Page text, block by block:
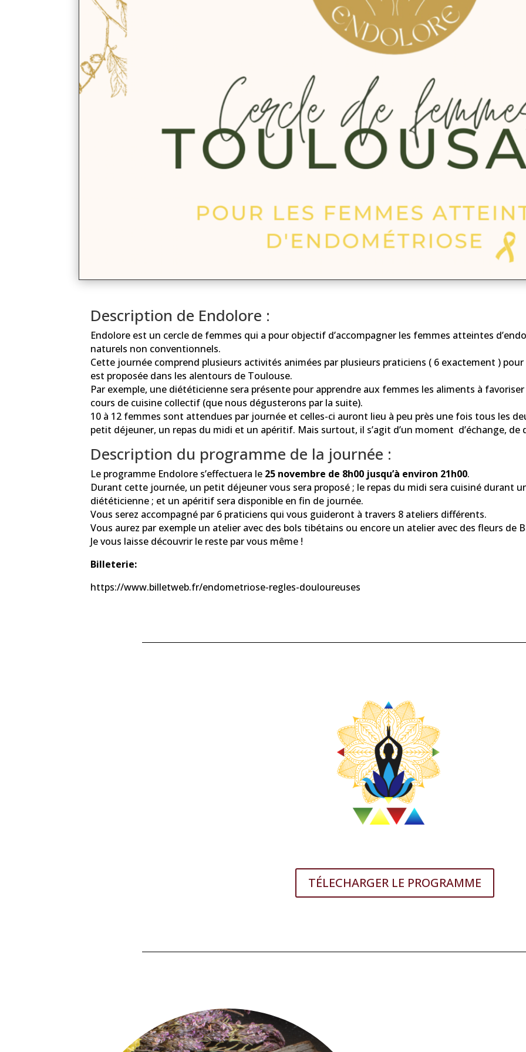
Description de Endolore :
Endolore est un cercle de femmes qui a pour objectif d’accompagner les femmes atteintes
naturels non conventionnels.
Cette journée comprend plusieurs activités animées par plusieurs praticiens ( 6 exactement )
est proposée dans les alentours de Toulouse.
Par exemple, une diététicienne sera présente pour apprendre aux femmes les aliments à
cours de cuisine collectif (que nous dégusterons par la suite).
10 à 12 femmes sont attendues par journée et celles-ci auront lieu à peu près une fois tous les
petit déjeuner, un repas du midi et un apéritif. Mais surtout, il s’agit d’un moment d’échange, de
Description du programme de la journée :
Le programme Endolore s’effectuera le 25 novembre de 8h00 jusqu’à environ 21h00.
Durant cette journée, un petit déjeuner vous sera proposé ; le repas du midi sera cuisiné durant
diététicienne ; et un apéritif sera disponible en fin de journée.
Vous serez accompagné par 6 praticiens qui vous guideront à travers 8 ateliers différents.
Vous aurez par exemple un atelier avec des bols tibétains ou encore un atelier avec des fleurs de
Je vous laisse découvrir le reste par vous même !
Billeterie:
https://www.billetweb.fr/endometriose-regles-douloureuses
TÉLECHARGER LE PROGRAMME